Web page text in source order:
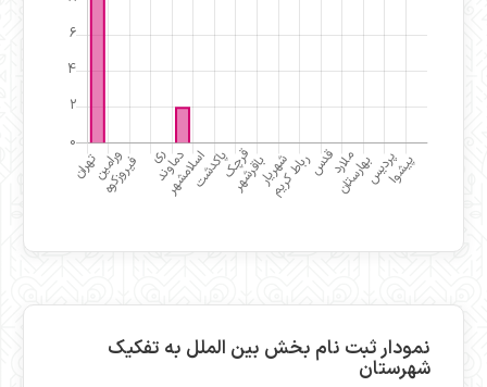
نمودار ثبت نام بخش بین الملل به تفکیک
شهرستان